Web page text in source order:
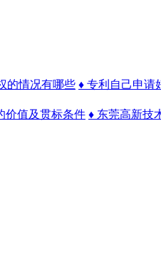
的情况有哪些 ♦ 专利自己申请
价值及贯标条件 ♦ 东莞高新技